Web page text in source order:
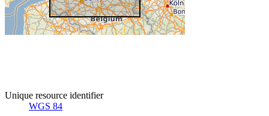
Unique resource identifier
WGS 84